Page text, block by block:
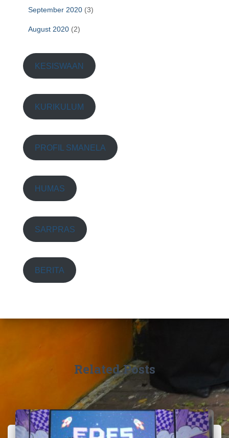
September 2020 (3)
August 2020 (2)
KESISWAAN
KURIKULUM
PROFIL SMANELA
HUMAS
SARPRAS
BERITA
Related Posts